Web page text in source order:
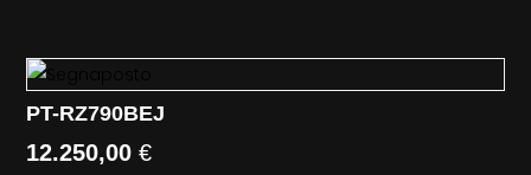
PT-RZ790BEJ
12.250,00€